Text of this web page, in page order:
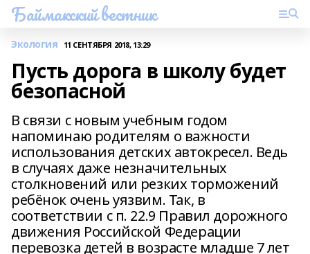
Баймакский вестник
Экология 11 СЕНТЯБРЯ 2018, 13:29
Пусть дорога в школу будет
безопасной
В связи с новым учебным годом
напоминаю родителям о важности
использования детских автокресел. Ведь
в случаях даже незначительных
столкновений или резких торможений
ребёнок очень уязвим. Так, в
соответствии с п. 22.9 Правил дорожного
движения Российской Федерации
перевозка детей в возрасте младше 7 лет